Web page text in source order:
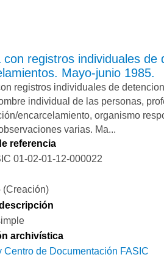
con registros individuales de
Mayo-junio 1985.
registros individuales de
individual de las personas,
encarcelamiento, organismo
varias. Ma...
referencia
01-02-01-12-000022
(Creación)
archivística
Centro de Documentación FASIC